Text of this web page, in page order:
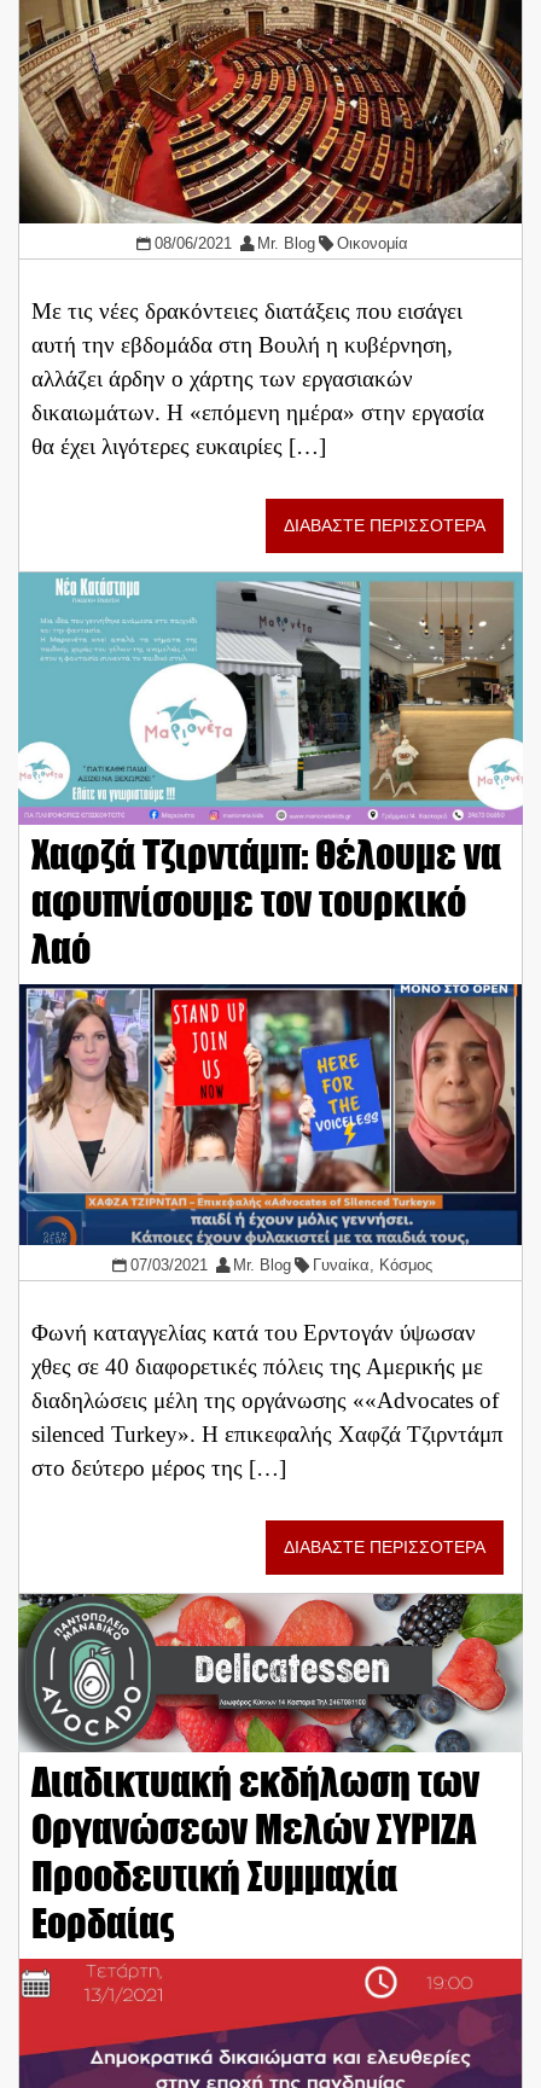
08/06/2021 Mr. Blog Οικονομία
Με τις νέες δρακόντειες διατάξεις που εισάγει
αυτή την εβδομάδα στη Βουλή η κυβέρνηση,
αλλάζει άρδην ο χάρτης των εργασιακών
δικαιωμάτων. Η «επόμενη ημέρα» στην εργασία
θα έχει λιγότερες ευκαιρίες […]
ΔΙΑΒΑΣΤΕ ΠΕΡΙΣΣΟΤΕΡΑ
Χαφζά Τζιρντάμπ: Θέλουμε να
αφυπνίσουμε τον τουρκικό
λαό
07/03/2021 Mr. Blog Γυναίκα Κόσμος
Φωνή καταγγελίας κατά του Ερντογάν ύψωσαν
χθες σε 40 διαφορετικές πόλεις της Αμερικής με
διαδηλώσεις μέλη της οργάνωσης ««Advocates of
silenced Turkey». Η επικεφαλής Χαφζά Τζιρντάμπ
στο δεύτερο μέρος της […]
ΔΙΑΒΑΣΤΕ ΠΕΡΙΣΣΟΤΕΡΑ
Διαδικτυακή εκδήλωση των
Οργανώσεων Μελών ΣΥΡΙΖΑ
Προοδευτική Συμμαχία
Εορδαίας